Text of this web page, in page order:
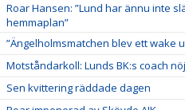
Roar Hansen: ”Lund har ännu inte
hemmaplan”
”Ängelholmsmatchen blev ett wake
Motståndarkoll: Lunds BK:s coach
Sen kvittering räddade dagen